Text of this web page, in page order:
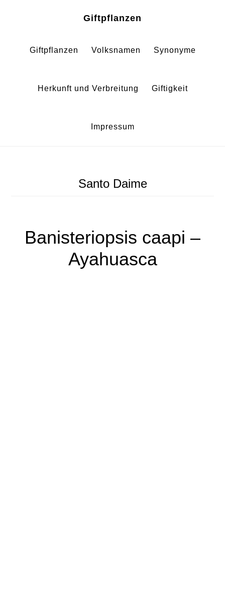
springen
springen
Giftpflanzen
Giftpflanzen Volksnamen Synonyme
Herkunft und Verbreitung Giftigkeit
Impressum
Santo Daime
Banisteriopsis caapi –
Ayahuasca